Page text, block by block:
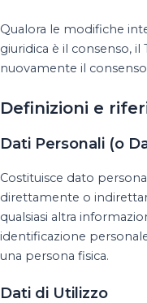
Qualora le modifiche
giuridica è il consenso,
nuovamente il
Definizioni e
Dati Personali (o
Costituisce dato
direttamente o
qualsiasi altra
identificazione
una persona fisica.
Dati di Utilizzo